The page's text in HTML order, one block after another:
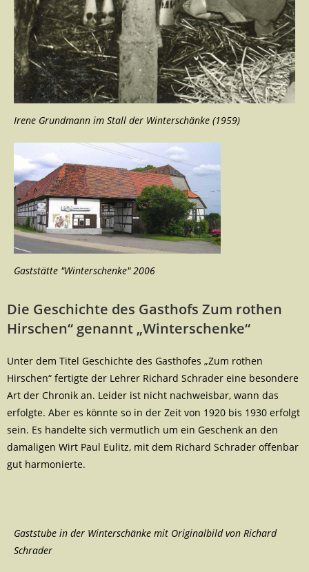
Irene Grundmann im Stall der Winterschänke (1959)
Gaststätte "Winterschenke" 2006
Die Geschichte des Gasthofs Zum rothen
Hirschen“ genannt „Winterschenke“
Unter dem Titel Geschichte des Gasthofes „Zum rothen
Hirschen“ fertigte der Lehrer Richard Schrader eine besondere
Art der Chronik an. Leider ist nicht nachweisbar, wann das
erfolgte. Aber es könnte so in der Zeit von 1920 bis 1930 erfolgt
sein. Es handelte sich vermutlich um ein Geschenk an den
damaligen Wirt Paul Eulitz, mit dem Richard Schrader offenbar
gut harmonierte.
Gaststube in der Winterschänke mit Originalbild von Richard
Schrader